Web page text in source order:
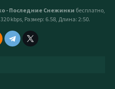
- Последние Снежинки бесплатно,
kbps, Размер: 6.58, Длина: 2:50.